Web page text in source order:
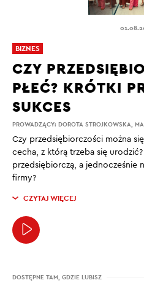
PROWADZĄCY: DOROTA STROJKOWSKA,
CZY
PŁEĆ? KRÓTKI
SUKCES
Czy przedsiębiorczości można
cecha, z którą trzeba się
przedsiębiorczą, a jednocześnie
firmy?
CZYTAJ WIĘCEJ
DOSTĘPNE TAM, GDZIE LUBISZ
BIZNES